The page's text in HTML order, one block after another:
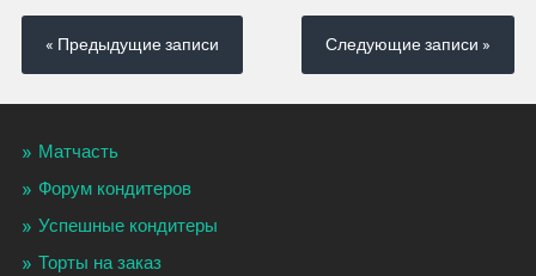
« Предыдущие записи Следующие записи »
Матчасть
Форум кондитеров
Успешные кондитеры
Торты на заказ